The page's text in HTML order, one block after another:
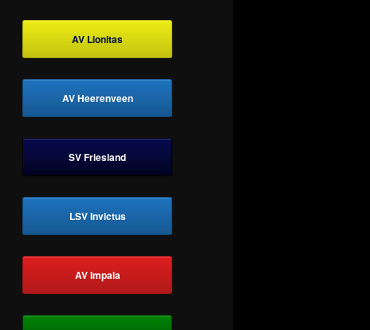
AV Lionitas
AV Heerenveen
SV Friesland
LSV Invictus
AV Impala